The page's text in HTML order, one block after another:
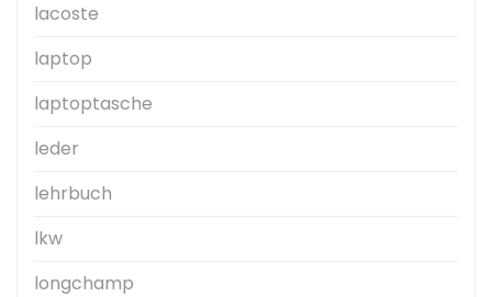
lacoste
laptop
laptoptasche
leder
lehrbuch
lkw
longchamp